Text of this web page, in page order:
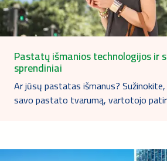
Pastatų išmanios technologijos ir
sprendiniai
Ar jūsų pastatas išmanus?
savo pastato tvarumą, vartotojo